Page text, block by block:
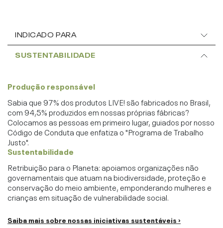
INDICADO PARA
SUSTENTABILIDADE
Produção responsável
Sabia que 97% dos produtos LIVE! são fabricados no Brasil,
com 94,5% produzidos em nossas próprias fábricas?
Colocamos as pessoas em primeiro lugar, guiados por nosso
Código de Conduta que enfatiza o "Programa de Trabalho
Justo".
Sustentabilidade
Retribuição para o Planeta: apoiamos organizações não
governamentais que atuam na biodiversidade, proteção e
conservação do meio ambiente, emponderando mulheres e
crianças em situação de vulnerabilidade social.
Saiba mais sobre nossas iniciativas sustentáveis ›